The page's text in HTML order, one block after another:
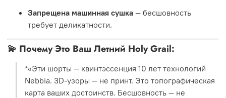
Запрещена машинная сушка — бесшовность
требует деликатности.
💫 Почему Это Ваш Летний Holy Grail:
*«Эти шорты — квинтэссенция 10 лет технологий
Nebbia. 3D-узоры — не принт. Это топографическая
карта ваших достоинств. Бесшовность — не